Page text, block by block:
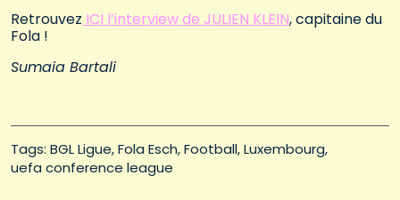
Retrouvez ICI l’interview de JULIEN KLEIN, capitaine du
Fola !
Sumaia Bartali
Tags: BGL Ligue Fola Esch Football Luxembourg
uefa conference league